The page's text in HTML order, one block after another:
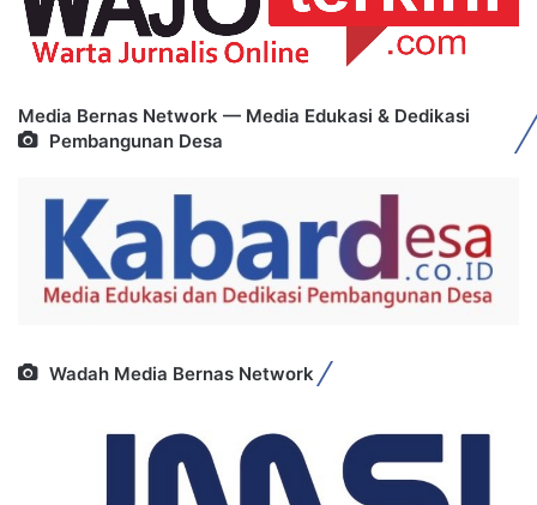
Media Bernas Network — Media Edukasi & Dedikasi
Pembangunan Desa
Wadah Media Bernas Network